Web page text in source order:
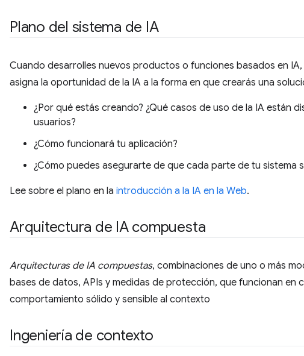
Plano del sistema de IA
Cuando desarrolles nuevos productos o funciones basados en
asigna la oportunidad de la IA a la forma en que crearás una
¿Por qué estás creando? ¿Qué casos de uso de la IA están
usuarios?
¿Cómo funcionará tu aplicación?
¿Cómo puedes asegurarte de que cada parte de tu sistema
Lee sobre el plano en la introducción a la IA en la Web.
Arquitectura de IA compuesta
Arquitecturas de IA compuestas, combinaciones de uno o más
bases de datos, APIs y medidas de protección, que funcionan en
comportamiento sólido y sensible al contexto
Ingeniería de contexto